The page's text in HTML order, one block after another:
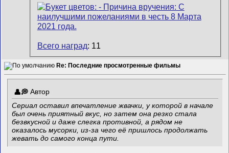
Всего наград: 11
Re: Последние просмотренные фильмы
Автор
Сериал оставил впечатление жвачки, у которой в начале
был очень приятный вкус, но затем она резко стала
безвкусной и даже слегка противной, а рядом не
оказалось мусорки, из-за чего её пришлось продолжать
жевать до самого конца пути.